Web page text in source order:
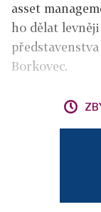
asset
ho dělat
Borkovec.